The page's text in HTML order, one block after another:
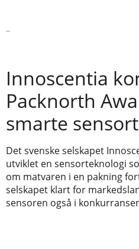
Innoscentia
Packnorth
smarte
Det svenske selskapet
utviklet en sensorteknologi
om matvaren i en pakning
selskapet klart for
sensoren også i